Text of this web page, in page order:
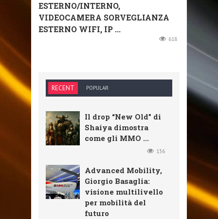
ESTERNO/INTERNO,
VIDEOCAMERA SORVEGLIANZA
ESTERNO WIFI, IP ...
618
RECENT POPULAR
Il drop “New Old” di
Shaiya dimostra
come gli MMO ...
136
Advanced Mobility,
Giorgio Basaglia:
visione multilivello
per mobilità del
futuro